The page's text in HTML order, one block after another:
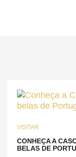
VISITAR
CONHEÇA A
BELAS DE